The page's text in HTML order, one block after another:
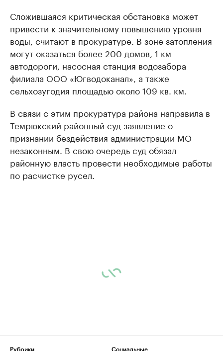
Сложившаяся критическая обстановка может
привести к значительному повышению уровня
воды, считают в прокуратуре. В зоне затопления
могут оказаться более 200 домов, 1 км
автодороги, насосная станция водозабора
филиала ООО «Югводоканал», а также
сельхозугодия площадью около 109 кв. км.
В связи с этим прокуратура района направила в
Темрюкский районный суд заявление о
признании бездействия администрации МО
незаконным. В свою очередь суд обязал
районную власть провести необходимые работы
по расчистке русел.
Рубрики
Социальные